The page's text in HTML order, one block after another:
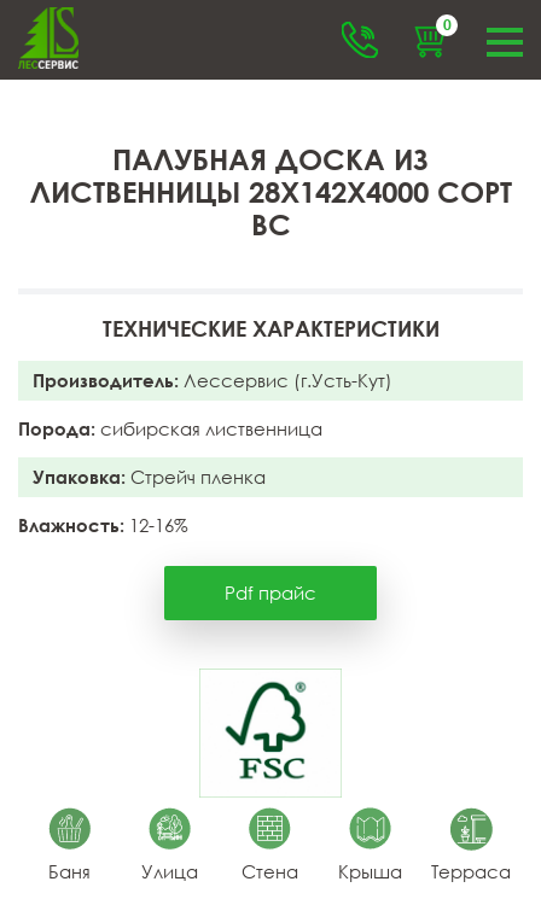
0
ПАЛУБНАЯ ДОСКА ИЗ
ЛИСТВЕННИЦЫ 28X142X4000 СОРТ
BC
ТЕХНИЧЕСКИЕ ХАРАКТЕРИСТИКИ
Производитель: Лессервис (г.Усть-Кут)
Порода: сибирская лиственница
Упаковка: Стрейч пленка
Влажность: 12-16%
Pdf прайс
Баня Улица Стена Крыша Терраса